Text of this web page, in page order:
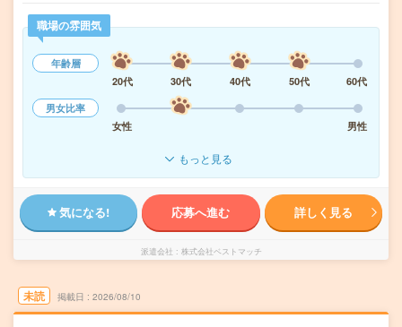
職場の雰囲気
年齢層
20代
30代 40代 50代
60代
男女比率
女性
男性
もっと見る
気になる! 応募へ進む 詳しく見る
派遣会社 株式会社ベストマッチ
未読 掲載日 2026/08/10